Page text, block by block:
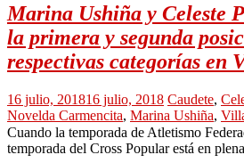
Marina Ushiña y Celeste
la primera y segunda
respectivas categorías en
16 julio, 201816 julio, 2018 Caudete,
Novelda Carmencita, Marina Ushiña,
Cuando la temporada de Atletismo
temporada del Cross Popular está en